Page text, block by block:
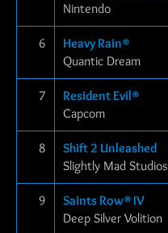
Nintendo
6
Heavy Rain®
Quantic Dream
7
Resident Evil®
Capcom
8
Shift 2 Unleashed
Slightly Mad Studios
9
Saints Row® IV
Deep Silver Volition